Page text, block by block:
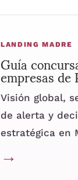
LANDING MADRE
Guía
empresas
Visión global,
de alerta y
estratégica en
→